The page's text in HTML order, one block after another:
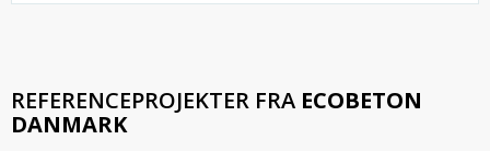
REFERENCEPROJEKTER FRA ECOBETON
DANMARK